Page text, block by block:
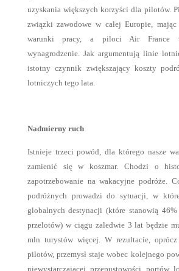
uzyskania większych korzyści dla pilotów.
związki zawodowe w całej Europie,
warunki pracy, a piloci Air France
wynagrodzenie. Jak argumentują linie
istotny czynnik zwiększający koszty
lotniczych tego lata.
Nadmierny ruch
Istnieje trzeci powód, dla którego nasze
zamienić się w koszmar. Chodzi o
zapotrzebowanie na wakacyjne podróże.
podróżnych prowadzi do sytuacji, w
globalnych destynacji (które stanowią 46%
przelotów) w ciągu zaledwie 3 lat będzie
mln turystów więcej. W rezultacie,
pilotów, przemysł staje wobec kolejnego
niewystarczającej przepustowości portów